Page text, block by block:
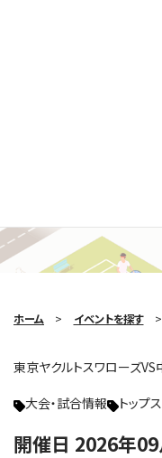
ホーム イベントを探す
東京ヤクルトスワローズVS
大会・試合情報
トップ
開催日 2026年